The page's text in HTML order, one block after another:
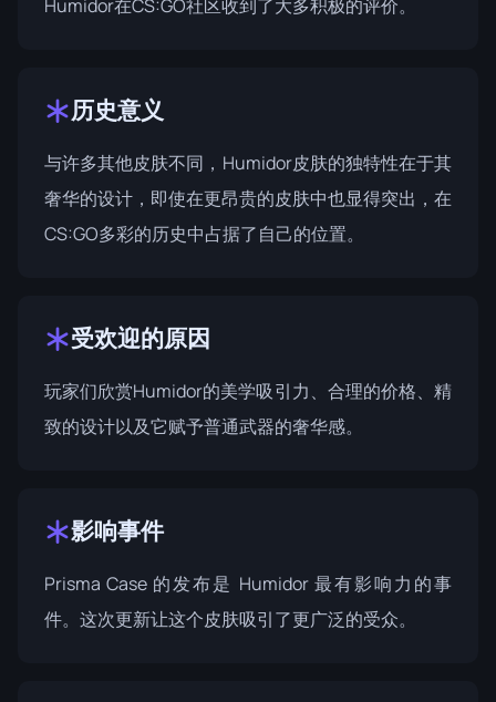
Humidor在CS:GO社区收到了大多积极的评价。
历史意义
与许多其他皮肤不同，Humidor皮肤的独特性在于其
奢华的设计，即使在更昂贵的皮肤中也显得突出，在
CS:GO多彩的历史中占据了自己的位置。
受欢迎的原因
玩家们欣赏Humidor的美学吸引力、合理的价格、精
致的设计以及它赋予普通武器的奢华感。
影响事件
Prisma Case 的发布是 Humidor 最有影响力的事
件。这次更新让这个皮肤吸引了更广泛的受众。